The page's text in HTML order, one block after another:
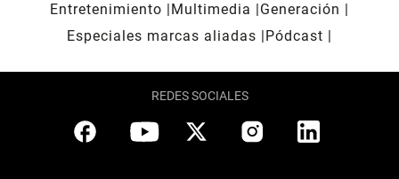
Entretenimiento
Multimedia
Generación
Especiales marcas aliadas
Pódcast
REDES SOCIALES